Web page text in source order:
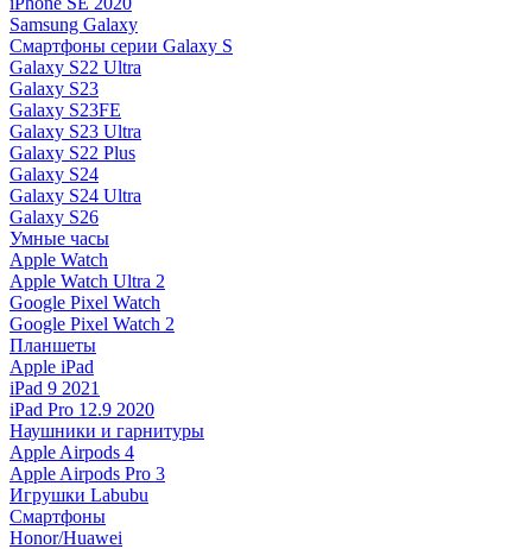
Samsung Galaxy
Смартфоны серии Galaxy S
Galaxy S22 Ultra
Galaxy S23
Galaxy S23FE
Galaxy S23 Ultra
Galaxy S22 Plus
Galaxy S24
Galaxy S24 Ultra
Galaxy S26
Умные часы
Apple Watch
Apple Watch Ultra 2
Google Pixel Watch
Google Pixel Watch 2
Планшеты
Apple iPad
iPad 9 2021
iPad Pro 12.9 2020
Наушники и гарнитуры
Apple Airpods 4
Apple Airpods Pro 3
Игрушки Labubu
Смартфоны
Honor/Huawei